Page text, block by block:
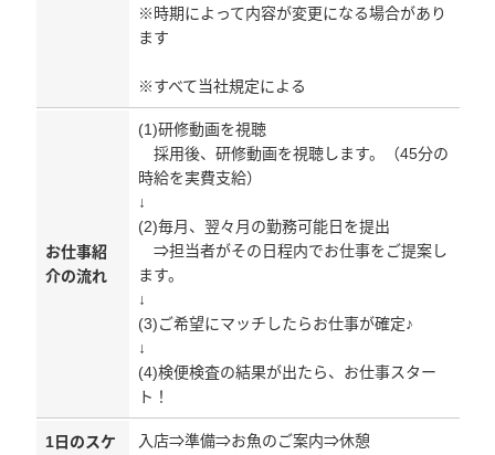
※時期によって内容が変更になる場合があり
ます
※すべて当社規定による
お仕事紹
介の流れ
(1)研修動画を視聴
採用後、研修動画を視聴します。（45分の
時給を実費支給）
↓
(2)毎月、翌々月の勤務可能日を提出
⇒担当者がその日程内でお仕事をご提案し
ます。
↓
(3)ご希望にマッチしたらお仕事が確定♪
↓
(4)検便検査の結果が出たら、お仕事スター
ト！
1日のスケ
入店⇒準備⇒お魚のご案内⇒休憩